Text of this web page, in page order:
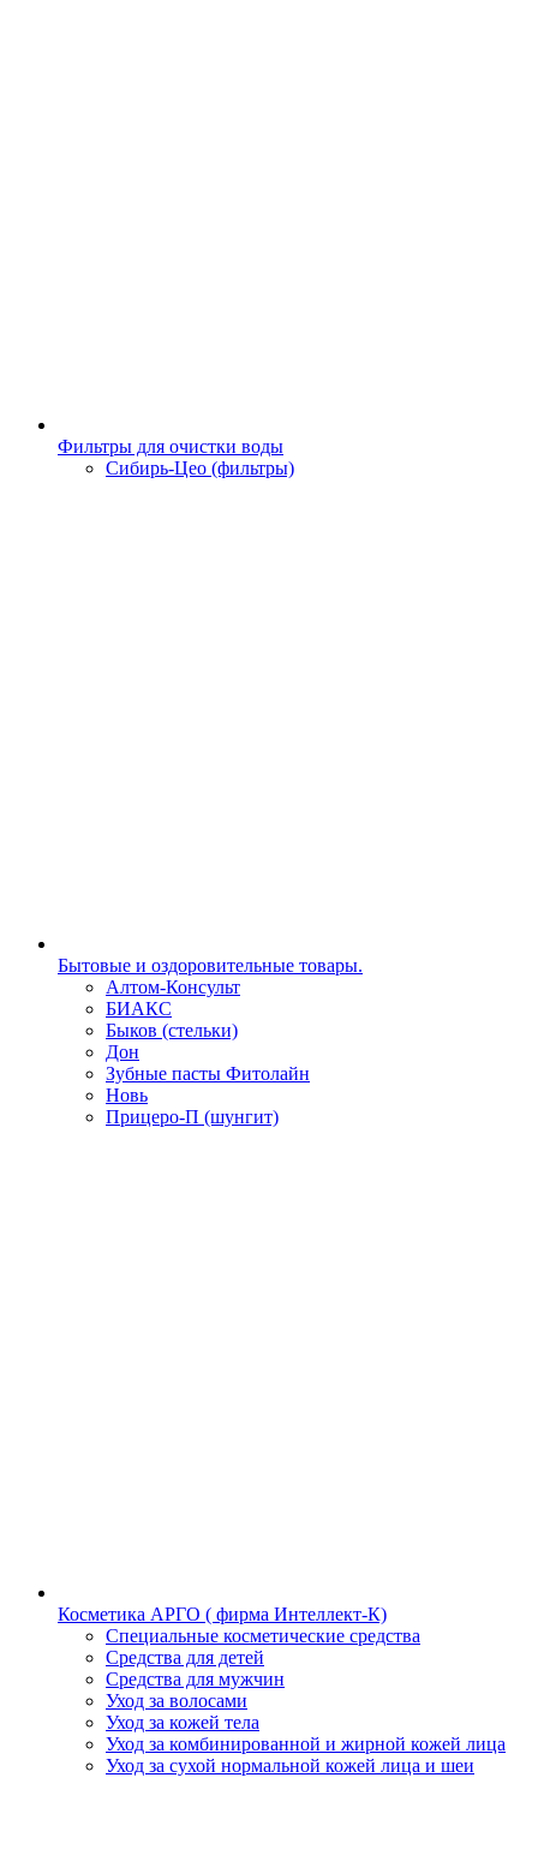
Фильтры для очистки воды
Сибирь-Цео (фильтры)
Бытовые и оздоровительные товары.
Алтом-Консульт
БИАКС
Быков (стельки)
Дон
Зубные пасты Фитолайн
Новь
Прицеро-П (шунгит)
Косметика АРГО ( фирма Интеллект-К)
Специальные косметические средства
Средства для детей
Средства для мужчин
Уход за волосами
Уход за кожей тела
Уход за комбинированной и жирной кожей лица
Уход за сухой нормальной кожей лица и шеи